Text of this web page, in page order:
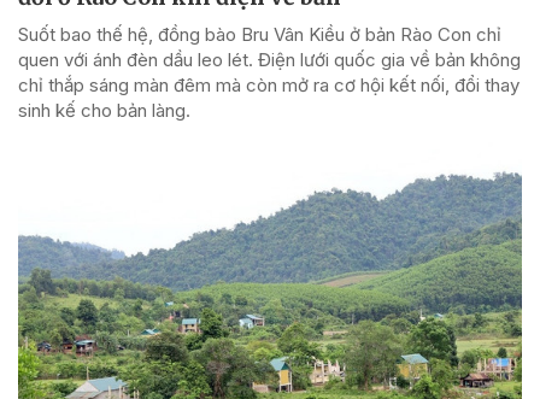
Suốt bao thế hệ, đồng bào Bru Vân Kiều ở bản Rào Con chỉ
quen với ánh đèn dầu leo lét. Điện lưới quốc gia về bản không
chỉ thắp sáng màn đêm mà còn mở ra cơ hội kết nối, đổi thay
sinh kế cho bản làng.